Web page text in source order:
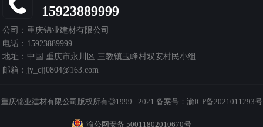
15923889999
公司：重庆锦业建材有限公司
电话：15923889999
地址：中国 重庆市永川区 三教镇玉峰村双安村民小组
邮箱：jy_cjj0804@163.com
重庆锦业建材有限公司版权所有◎1999 - 2021 备案号：渝ICP备2021011293号
渝公网安备 50011802010670号